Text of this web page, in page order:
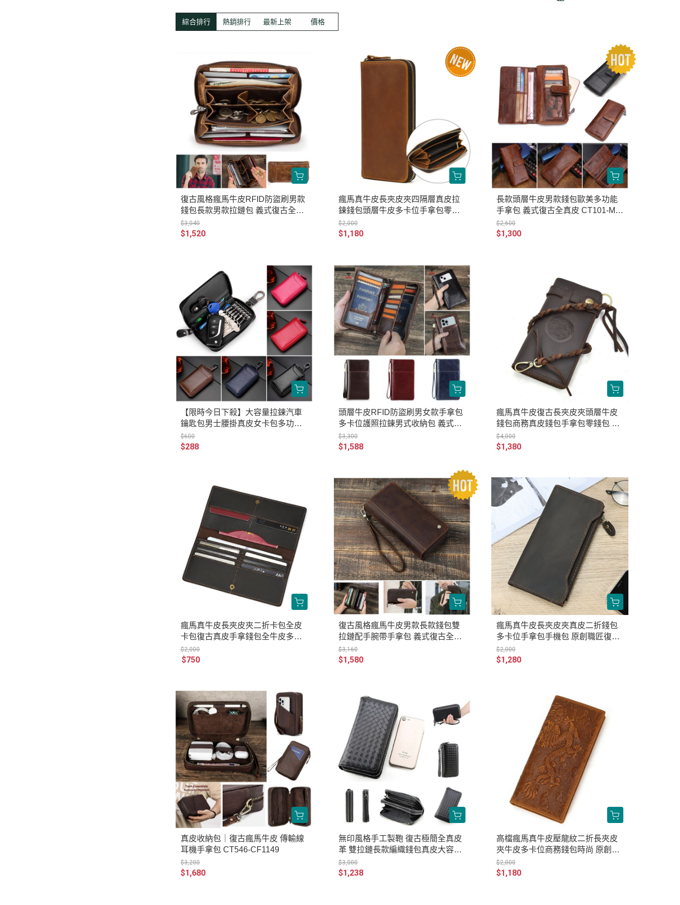
綜合排行 熱銷排行 最新上架 價格
復古風格瘋馬牛皮RFID防盜刷男款
錢包長款男款拉鏈包 義式復古全真
皮 CT126-M1289
$3,040
$1,520
瘋馬真牛皮長夾皮夾四隔層真皮拉
鍊錢包頭層牛皮多卡位手拿包零錢
包 原創職匠復古全真皮包 JP232-8
875
$2,000
$1,180
長款頭層牛皮男款錢包歐美多功能
手拿包 義式復古全真皮 CT101-M1
041
$2,600
$1,300
【限時今日下殺】大容量拉鍊汽車
鑰匙包男士腰掛真皮女卡包多功能
時尚鎖匙扣情侶 手工真皮工匠職人
經典款 BC012-9105
$600
$288
頭層牛皮RFID防盜刷男女款手拿包
多卡位護照拉鍊男式收納包 義式復
古全真皮 CT219-MC1029
$3,300
$1,588
瘋馬真牛皮復古長夾皮夾頭層牛皮
錢包商務真皮錢包手拿包零錢包 原
創職匠復古全真皮包 JP223-3376
$4,000
$1,380
瘋馬真牛皮長夾皮夾二折卡包全皮
卡包復古真皮手拿錢包全牛皮多卡
位 原創職匠復古全真皮包 JP320-2
026
$2,000
$750
復古風格瘋馬牛皮男款長款錢包雙
拉鏈配手腕帶手拿包 義式復古全真
皮 CT133-MC1018
$3,160
$1,580
瘋馬真牛皮長夾皮夾真皮二折錢包
多卡位手拿包手機包 原創職匠復古
全真皮包 JP229-9325
$2,000
$1,280
真皮收納包｜復古瘋馬牛皮 傳輸線
耳機手拿包 CT546-CF1149
$3,200
$1,680
無印風格手工製鞄 復古極簡全真皮
革 雙拉鏈長款編織錢包真皮大容量
多功能手拿包手包 TD042-4009-2
$3,000
$1,238
高檔瘋馬真牛皮壓龍紋二折長夾皮
夾牛皮多卡位商務錢包時尚 原創職
匠復古全真皮包 JP230-8131
$2,000
$1,180